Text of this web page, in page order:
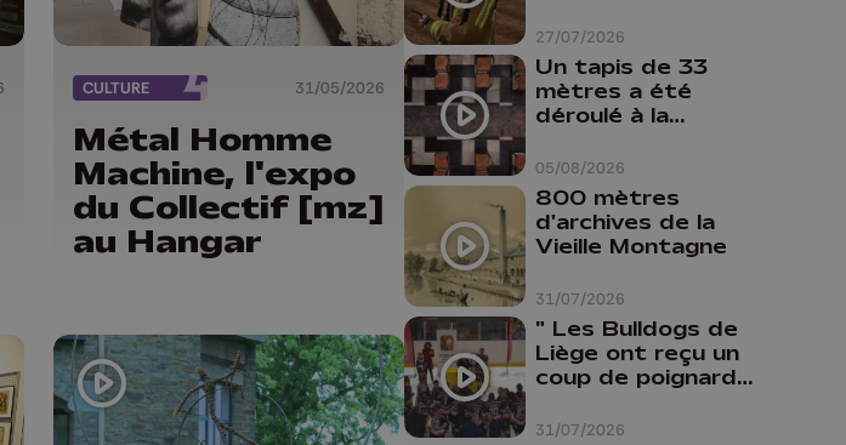
CULTURE 31/05/2026
Métal Homme
Machine, l'expo
du Collectif [mz]
au Hangar
27/07/2026
province de Liège :
"Un citoyen qui
n'est formé ne
peut pas nous
aider"
05/08/2026
Un tapis de 33
mètres a été
déroulé à la
Liège
31/07/2026
800 mètres
d'archives de la
Vieille Montagne
31/07/2026
" Les Bulldogs de
Liège ont reçu un
coup de poignard